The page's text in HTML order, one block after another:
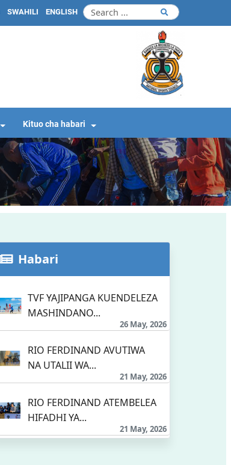
ENGLISH
SWAHILI
Kituo cha habari
Habari
TVF YAJIPANGA KUENDELEZA
MASHINDANO...
26 May, 2026
RIO FERDINAND AVUTIWA
NA UTALII WA...
21 May, 2026
RIO FERDINAND ATEMBELEA
HIFADHI YA...
21 May, 2026